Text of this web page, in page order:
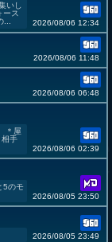
いし
ース
...
2026/08/06 12:34
2026/08/06 11:48
2026/08/06 06:48
＊屋
手
2026/08/06 02:39
5のモ
2026/08/05 23:50
2026/08/05 23:49